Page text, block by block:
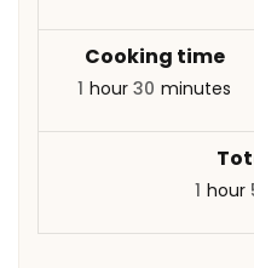
Cooking time
1 hour30 minutes
1 hour